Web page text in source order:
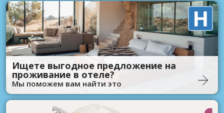
Ищете выгодное предложение на
проживание в отеле?
Мы поможем вам найти это